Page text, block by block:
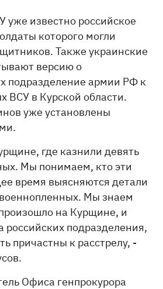
уже известно российское
которого могли
Также украинские
версию о
подразделение армии РФ к
ВСУ в Курской области.
уже установлены
где казнили девять
Мы понимаем, кто эти
время выясняются детали
Мы знаем
на Курщине, и
российских подразделения,
причастны к расстрелу, -
Офиса генпрокурора